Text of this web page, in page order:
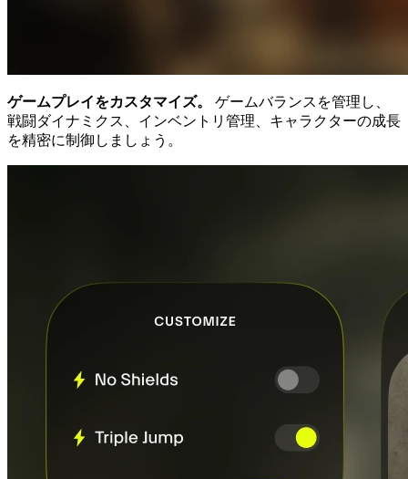
ゲームプレイをカスタマイズ。
ゲームバランスを管理し、
戦闘ダイナミクス、インベントリ管理、キャラクターの成長
を精密に制御しましょう。